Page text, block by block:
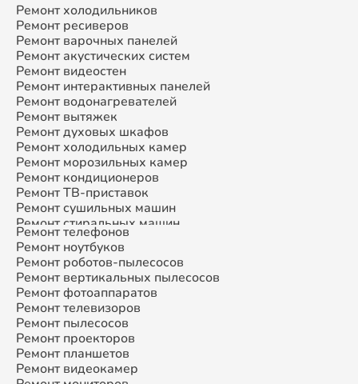
Ремонт холодильников
Ремонт ресиверов
Ремонт варочных панелей
Ремонт акустических систем
Ремонт видеостен
Ремонт интерактивных панелей
Ремонт водонагревателей
Ремонт вытяжек
Ремонт духовых шкафов
Ремонт холодильных камер
Ремонт морозильных камер
Ремонт кондиционеров
Ремонт ТВ-приставок
Ремонт сушильных машин
Ремонт стиральных машин
Ремонт микроволновых печей
Ремонт смарт-часов
Ремонт атс
Ремонт сплит-систем
Ремонт телефонов
Ремонт ноутбуков
Ремонт роботов-пылесосов
Ремонт вертикальных пылесосов
Ремонт фотоаппаратов
Ремонт телевизоров
Ремонт пылесосов
Ремонт проекторов
Ремонт планшетов
Ремонт видеокамер